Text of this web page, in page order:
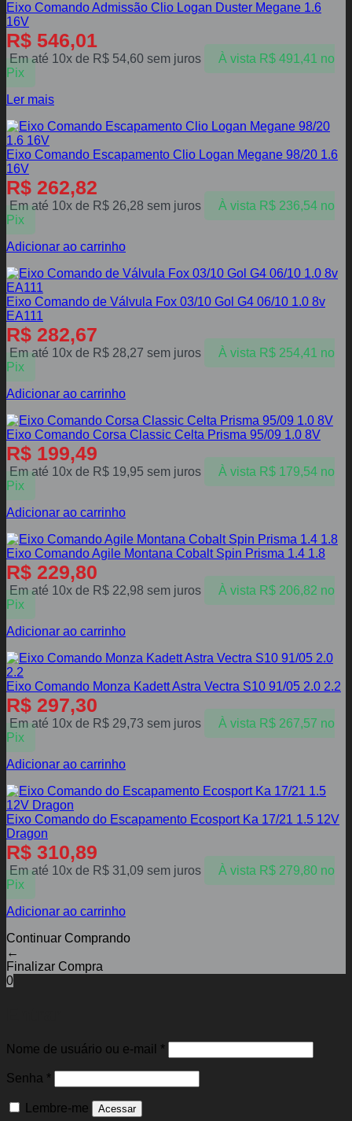
Eixo Comando Admissão Clio Logan Duster Megane 1.6
16V
R$ 546,01
Em até 10x de R$ 54,60 sem juros À vista R$491,41 no
Pix
Ler mais
Eixo Comando Escapamento Clio Logan Megane 98/20 1.6
16V
R$ 262,82
Em até 10x de R$ 26,28 sem juros À vista R$236,54 no
Pix
Adicionar ao carrinho
Eixo Comando de Válvula Fox 03/10 Gol G4 06/10 1.0 8v
EA111
R$ 282,67
Em até 10x de R$ 28,27 sem juros À vista R$254,41 no
Pix
Adicionar ao carrinho
Eixo Comando Corsa Classic Celta Prisma 95/09 1.0 8V
R$ 199,49
Em até 10x de R$ 19,95 sem juros À vista R$179,54 no
Pix
Adicionar ao carrinho
Eixo Comando Agile Montana Cobalt Spin Prisma 1.4 1.8
R$ 229,80
Em até 10x de R$ 22,98 sem juros À vista R$206,82 no
Pix
Adicionar ao carrinho
Eixo Comando Monza Kadett Astra Vectra S10 91/05 2.0 2.2
R$ 297,30
Em até 10x de R$ 29,73 sem juros À vista R$267,57 no
Pix
Adicionar ao carrinho
Eixo Comando do Escapamento Ecosport Ka 17/21 1.5 12V
Dragon
R$ 310,89
Em até 10x de R$ 31,09 sem juros À vista R$279,80 no
Pix
Adicionar ao carrinho
Continuar Comprando
←
Finalizar Compra
0
Nome de usuário ou e-mail *Obrigatório
Senha *Obrigatório
Lembre-me Acessar